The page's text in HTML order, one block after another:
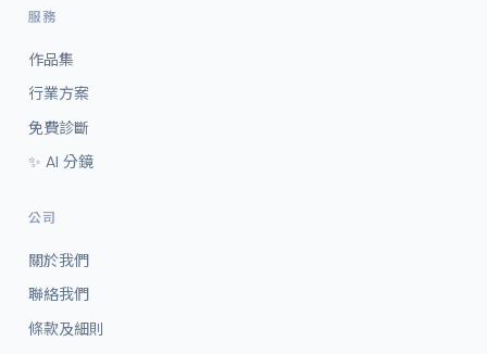
服務
作品集
行業方案
免費診斷
✨ AI 分鏡
公司
關於我們
聯絡我們
條款及細則